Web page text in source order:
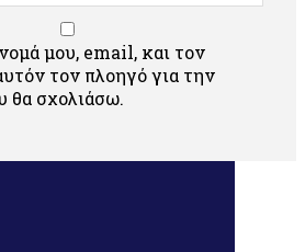
μου, email, και τον
τον πλοηγό για την
θα σχολιάσω.